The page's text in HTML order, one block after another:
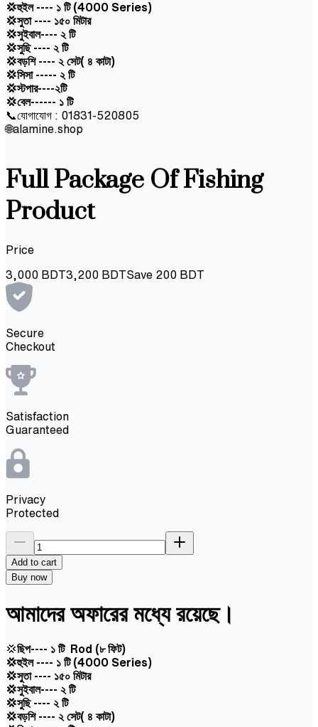
💢হুইল ---- ১ টি (4000 Series)
💢সুতা ---- ১৫০ মিটার
💢সুইবাল---- ২ টি
💢সুছি ---- ২ টি
💢বড়শি ---- ২ সেট( ৪ কাটা)
💢সিসা ----- ২ টি
💢স্টপার----২টি
💢বেল------ ১ টি
📞যোগাযোগ : 01831-520805
🌐alamine.shop
Full Package Of Fishing
Product
Price
3,000 BDT3,200 BDTSave 200 BDT
Secure
Checkout
Satisfaction
Guaranteed
Privacy
Protected
Add to cart
Buy now
আমাদের অফারের মধ্যে রয়েছে।
💢ছিপ---- ১ টি Rod (৮ ফিট)
💢হুইল ---- ১ টি (4000 Series)
💢সুতা ---- ১৫০ মিটার
💢সুইবাল---- ২ টি
💢সুছি ---- ২ টি
💢বড়শি ---- ২ সেট( ৪ কাটা)